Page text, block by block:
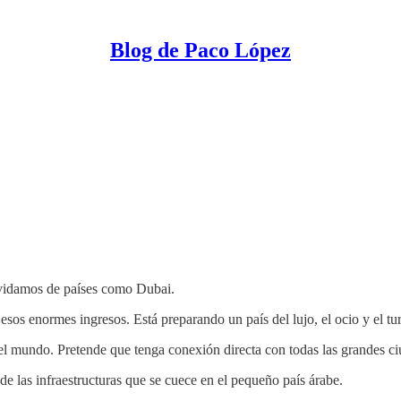
Blog de Paco López
de países como Dubai.
enormes ingresos. Está preparando un país del lujo, el ocio y el
Pretende que tenga conexión directa con todas las grandes
las infraestructuras que se cuece en el pequeño país árabe.